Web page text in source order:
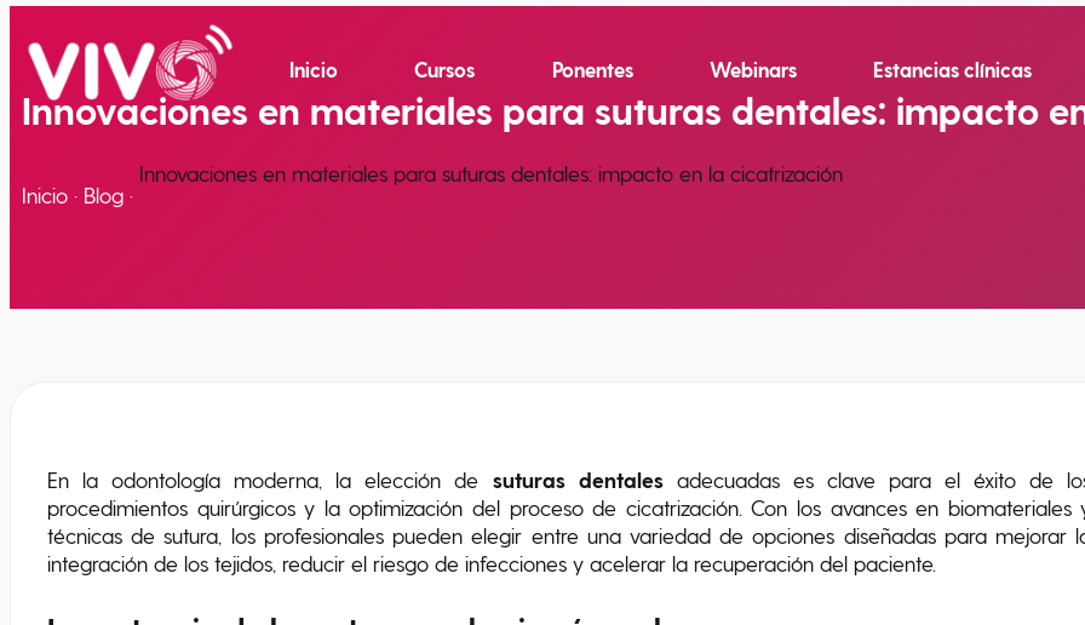
Inicio Cursos Ponentes Webinars Estancias clínicas
Innovaciones en materiales para suturas dentales: impacto
Inicio · Blog ·
Innovaciones en materiales para suturas dentales: impacto en la cicatrización
En la odontología moderna, la elección de suturas dentalesadecuadas es clave para el éxito de
procedimientos quirúrgicos y la optimización del proceso de cicatrización. Con los avances en biomateriales
técnicas de sutura, los profesionales pueden elegir entre una variedad de opciones diseñadas para mejorar
integración de los tejidos, reducir el riesgo de infecciones y acelerar la recuperación del paciente.